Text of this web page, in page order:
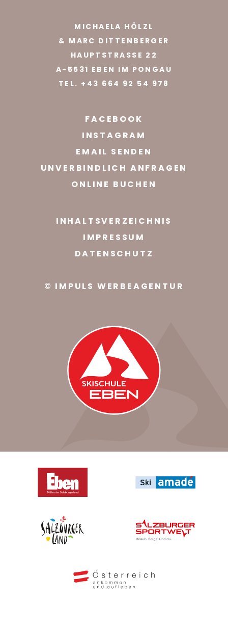
MICHAELA HÖLZL
& MARC DITTENBERGER
HAUPTSTRASSE 22
A-5531 EBEN IM PONGAU
TEL. +43 664 92 54 978
FACEBOOK
INSTAGRAM
EMAIL SENDEN
UNVERBINDLICH ANFRAGEN
ONLINE BUCHEN
INHALTSVERZEICHNIS
IMPRESSUM
DATENSCHUTZ
© IMPULS WERBEAGENTUR